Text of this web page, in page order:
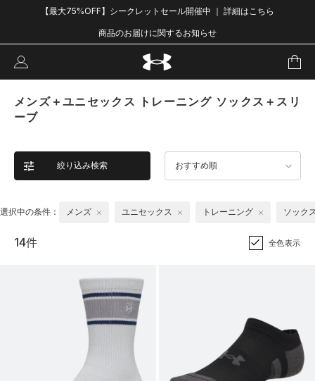
【最大75%OFF】シークレットセール開催中 ｜ 詳細はこちら
商品のお届けに関するお知らせ
メンズ＋ユニセックス トレーニング ソックス＋スリ
ーブ
絞り込み検索 おすすめ順
選択中の条件： メンズ ユニセックス トレーニング ソック
14件 全色表示